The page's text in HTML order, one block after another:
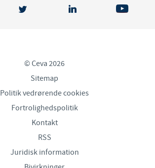
© Ceva 2026
Sitemap
Politik vedrørende cookies
Fortrolighedspolitik
Kontakt
RSS
Juridisk information